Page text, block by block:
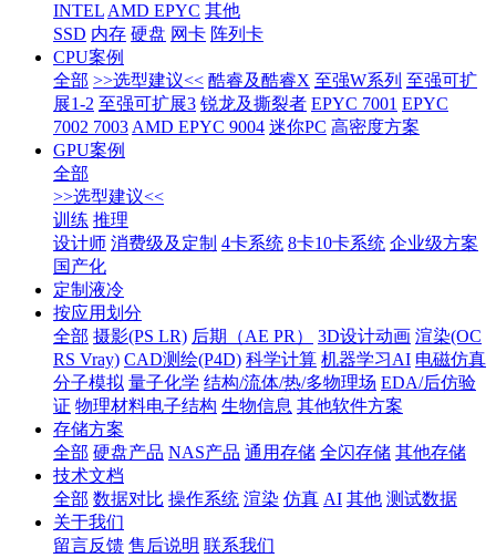
INTEL AMD EPYC 其他
SSD 内存 硬盘 网卡 阵列卡
CPU案例
全部 >>选型建议<< 酷睿及酷睿X 至强W系列 至强可扩
展1-2 至强可扩展3 锐龙及撕裂者 EPYC 7001 EPYC
7002 7003 AMD EPYC 9004 迷你PC 高密度方案
GPU案例
全部
>>选型建议<<
训练 推理
设计师 消费级及定制 4卡系统 8卡10卡系统 企业级方案
国产化
定制液冷
按应用划分
全部 摄影(PS LR) 后期（AE PR） 3D设计动画 渲染(OC
RS Vray) CAD测绘(P4D) 科学计算 机器学习AI 电磁仿真
分子模拟 量子化学 结构/流体/热/多物理场 EDA/后仿验
证 物理材料电子结构 生物信息 其他软件方案
存储方案
全部 硬盘产品 NAS产品 通用存储 全闪存储 其他存储
技术文档
全部 数据对比 操作系统 渲染 仿真 AI 其他 测试数据
关于我们
留言反馈 售后说明 联系我们